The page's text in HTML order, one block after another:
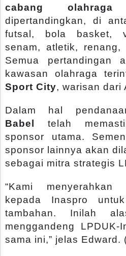
cabang olahraga
dipertandingkan, di
futsal, bola basket,
senam, atletik,
Semua pertandingan
kawasan olahraga
Sport City, warisan dari
Dalam hal
Babel telah
sponsor utama.
sponsor lainnya akan
sebagai mitra strategis
“Kami menyerahkan
kepada Inaspro
tambahan. Inilah
menggandeng
sama ini,” jelas Edward.